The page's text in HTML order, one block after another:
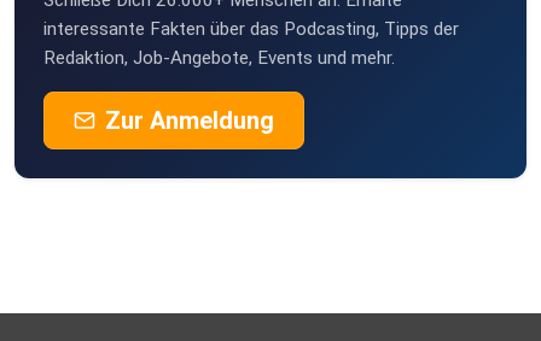
interessante Fakten über das Podcasting, Tipps der
Redaktion, Job-Angebote, Events und mehr.
Zur Anmeldung